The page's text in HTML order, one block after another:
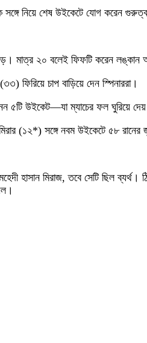
নিয়ে শেষ উইকেটে যোগ করেন
মাত্র ২০ বলেই ফিফটি করেন লঙ্কান
ফিরিয়ে চাপ বাড়িয়ে দেন স্পিনাররা।
৫টি উইকেট—যা ম্যাচের ফল ঘুরিয়ে
(১২*) সঙ্গে নবম উইকেটে ৫৮ রানের
হাসান মিরাজ, তবে সেটি ছিল